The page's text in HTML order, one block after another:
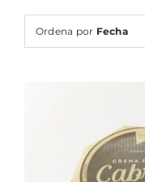
Ordena por Fecha